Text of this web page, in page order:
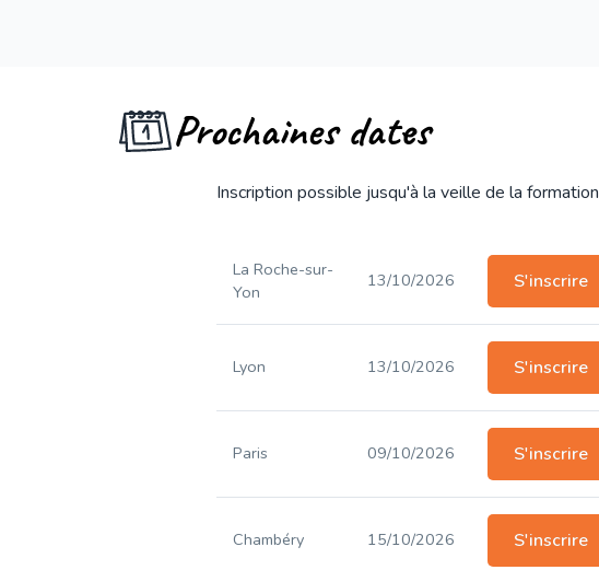
Prochaines dates
Inscription possible jusqu'à la veille de la formation
La Roche-sur-
Yon
13/10/2026 S'inscrire
Lyon 13/10/2026 S'inscrire
Paris 09/10/2026 S'inscrire
Chambéry 15/10/2026 S'inscrire